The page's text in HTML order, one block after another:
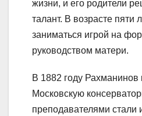
жизни, и его родители
талант. В возрасте пяти
заниматься игрой на
руководством матери.
В 1882 году Рахманинов
Московскую
преподавателями стали